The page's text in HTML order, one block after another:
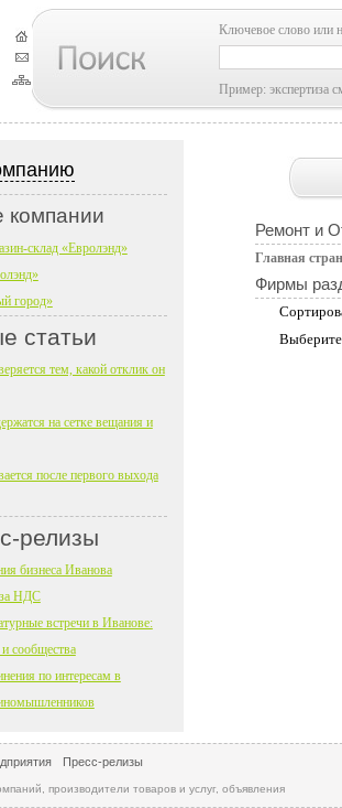
Ключевое слово или
Пример: экспертиза
Ремонт и
Главная
Фирмы
компании
склад «Евролэнд»
город»
статьи
тем, какой отклик он
на сетке вещания и
после первого выхода
релизы
бизнеса Иванова
за НДС
встречи в Иванове:
сообщества
по интересам в
Пресс-релизы
производители товаров и услуг, объявления